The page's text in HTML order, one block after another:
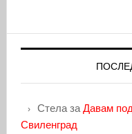
Стелаза Давам
Свиленград